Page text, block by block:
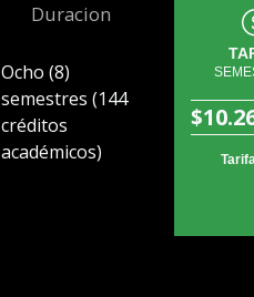
Duracion
Ocho (8)
semestres (144
créditos
académicos)